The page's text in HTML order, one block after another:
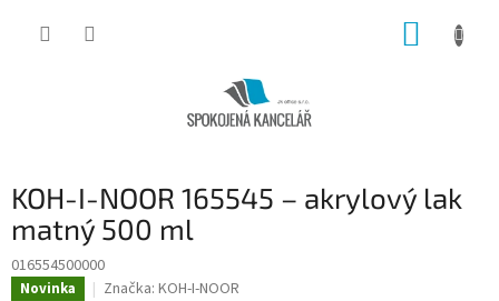
KOH-I-NOOR 165545 – akrylový lak
matný 500 ml
016554500000
Novinka Značka: KOH-I-NOOR